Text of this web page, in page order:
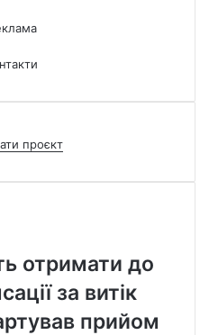
проєкт
отримати до
за витік
прийом